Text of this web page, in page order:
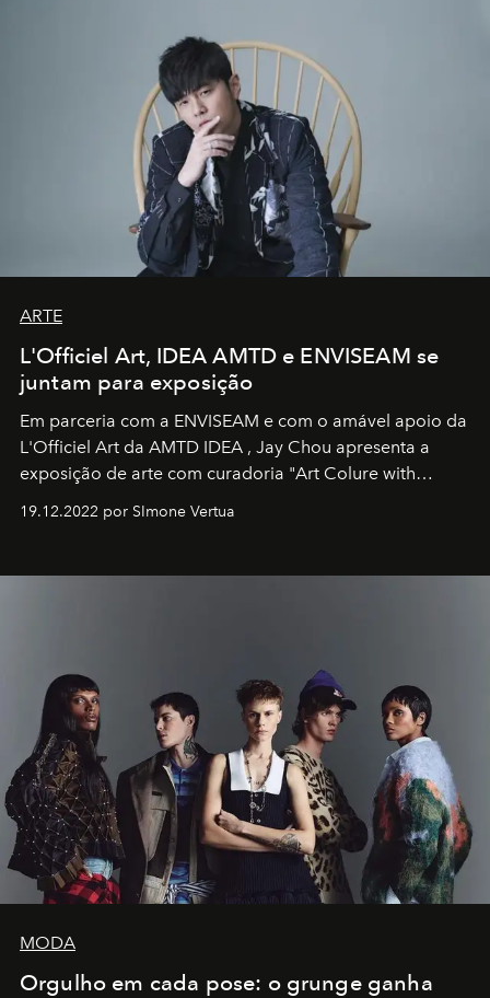
ARTE
L'Officiel Art, IDEA AMTD e ENVISEAM se
juntam para exposição
Em parceria com a ENVISEAM e com o amável apoio da
L'Officiel Art da AMTD IDEA , Jay Chou apresenta a
exposição de arte com curadoria "Art Colure with
19.12.2022 por SImone Vertua
MODA
Orgulho em cada pose: o grunge ganha